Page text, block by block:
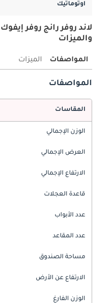
اوتوماتيك
والميزات
المواصفات الميزات
المواصفات
المقاسات
الوزن الإجمالي
العرض الإجمالي
الارتفاع الإجمالي
قاعدة العجلات
عدد الأبواب
عدد المقاعد
مساحة الصندوق
الارتفاع عن الأرض
الوزن الفارغ